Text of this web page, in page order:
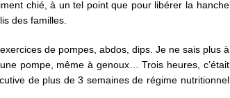
chié, à un tel point que pour libérer la hanche
des familles.
de pompes, abdos, dips. Je ne sais plus à
pompe, même à genoux… Trois heures, c’était
de plus de 3 semaines de régime nutritionnel